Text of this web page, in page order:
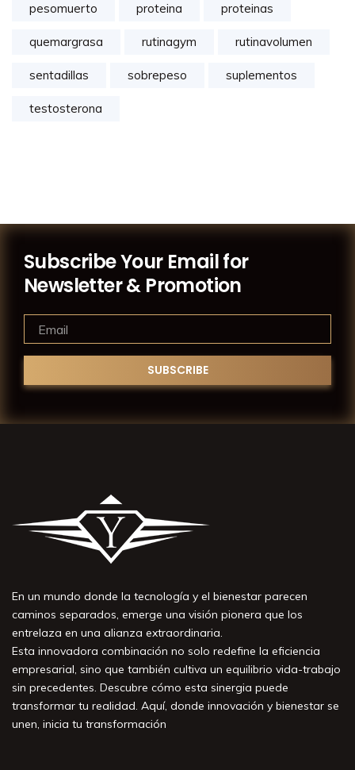
pesomuerto proteina proteinas
quemargrasa rutinagym rutinavolumen
sentadillas sobrepeso suplementos
testosterona
Subscribe Your Email for
Newsletter & Promotion
En un mundo donde la tecnología y el bienestar parecen
caminos separados, emerge una visión pionera que los
entrelaza en una alianza extraordinaria.
Esta innovadora combinación no solo redefine la eficiencia
empresarial, sino que también cultiva un equilibrio vida-trabajo
sin precedentes. Descubre cómo esta sinergia puede
transformar tu realidad. Aquí, donde innovación y bienestar se
unen, inicia tu transformación